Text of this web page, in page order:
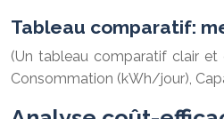
Tableau comparatif:
(Un tableau comparatif clair et
Consommation (kWh/jour),